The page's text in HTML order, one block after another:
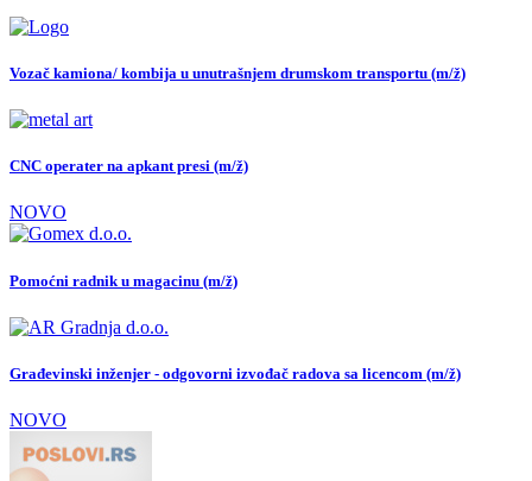
Vozač kamiona/ kombija u unutrašnjem drumskom transportu (m/ž)
CNC operater na apkant presi (m/ž)
NOVO
Pomoćni radnik u magacinu (m/ž)
Građevinski inženjer - odgovorni izvođač radova sa licencom (m/ž)
NOVO